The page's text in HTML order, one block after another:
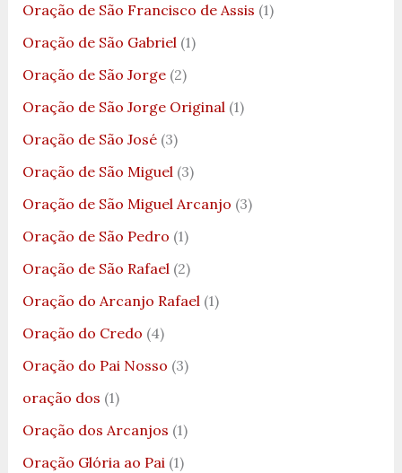
Oração de São Francisco de Assis (1)
Oração de São Gabriel(1)
Oração de São Jorge(2)
Oração de São Jorge Original(1)
Oração de São José(3)
Oração de São Miguel(3)
Oração de São Miguel Arcanjo (3)
Oração de São Pedro (1)
Oração de São Rafael(2)
Oração do Arcanjo Rafael(1)
Oração do Credo (4)
Oração do Pai Nosso (3)
oração dos (1)
Oração dos Arcanjos (1)
Oração Glória ao Pai(1)